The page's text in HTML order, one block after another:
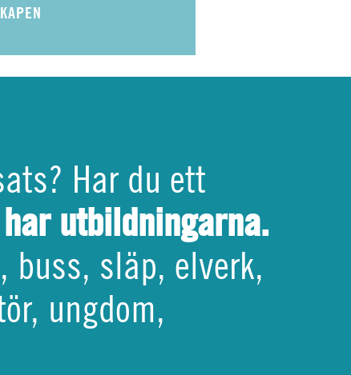
Har du ett
utbildningarna.
buss, släp, elverk,
ungdom,